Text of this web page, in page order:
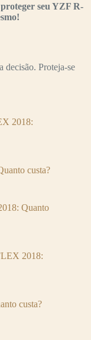
seu YZF R-
decisão. Proteja-se
2018:
custa?
Quanto
2018:
custa?